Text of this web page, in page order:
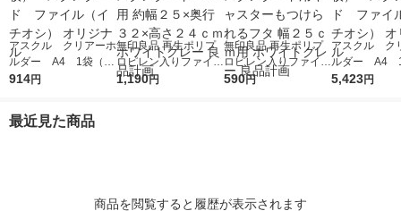
アスクル クリアーホ
ルダー A4 1袋（10
0枚） スタンダー
914円
無印良品 再生ポリプ
ロピレン入りファイル
ボックススタンダード
1,190円
無印良品 再生ポリプ
ロピレン入りファイル
ボックススタンダード
590円
アスクル ク
ルダー A4
0枚） スタ
5,423円
最近見た商品
商品を閲覧すると履歴が表示されます